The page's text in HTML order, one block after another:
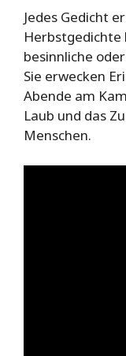
Jedes Gedicht
Herbstgedichte
besinnliche
Sie erwecken
Abende am
Laub und das
Menschen.